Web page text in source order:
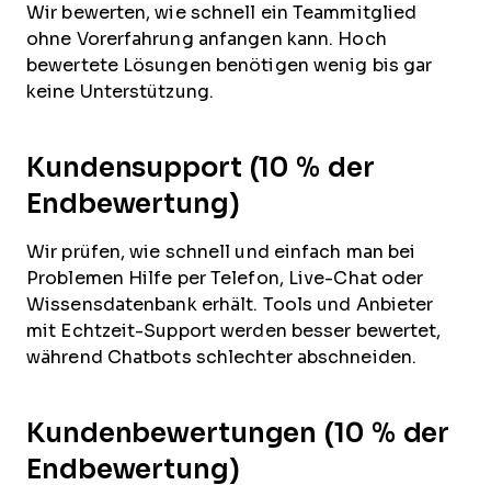
Wir bewerten, wie schnell ein Teammitglied
ohne Vorerfahrung anfangen kann. Hoch
bewertete Lösungen benötigen wenig bis gar
keine Unterstützung.
Kundensupport (10 % der
Endbewertung)
Wir prüfen, wie schnell und einfach man bei
Problemen Hilfe per Telefon, Live-Chat oder
Wissensdatenbank erhält. Tools und Anbieter
mit Echtzeit-Support werden besser bewertet,
während Chatbots schlechter abschneiden.
Kundenbewertungen (10 % der
Endbewertung)